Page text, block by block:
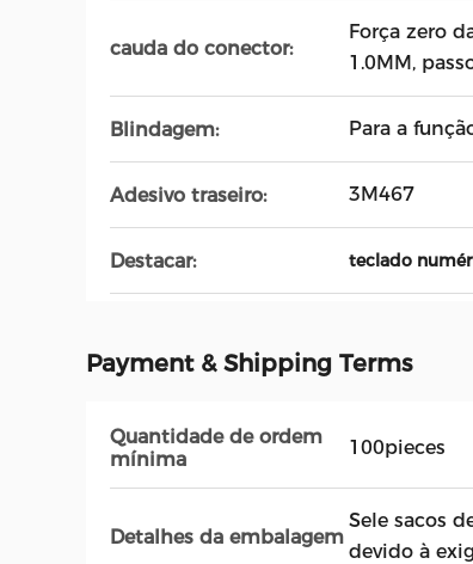
cauda do conector:
Força zero
1.0MM,
Blindagem: Para a
Adesivo traseiro: 3M467
Destacar: teclado
Payment & Shipping Terms
Quantidade de ordem
mínima
100pieces
Detalhes da embalagem
Sele sacos
devido à